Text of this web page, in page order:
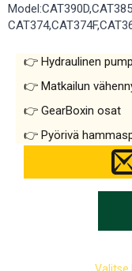
Hydraulinen
Matkailun
GearBoxin osat
Pyörivä